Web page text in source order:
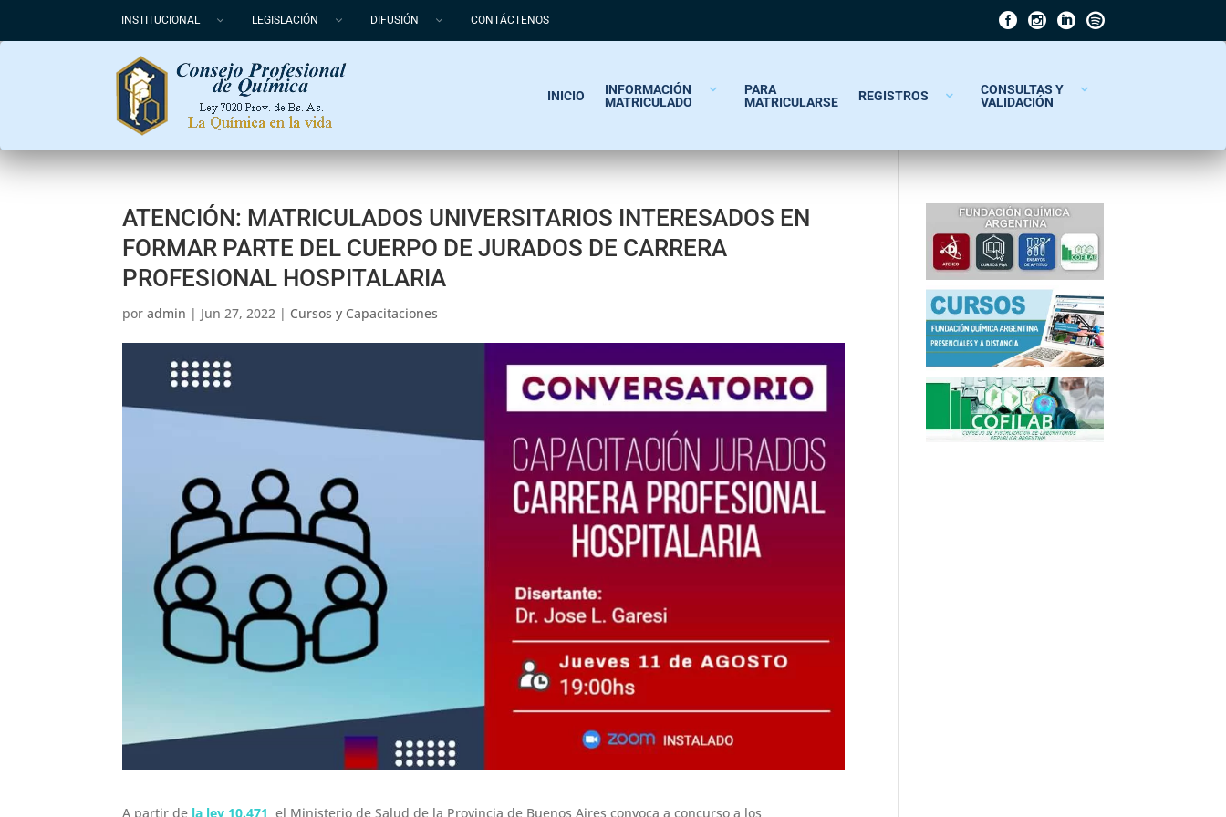
INSTITUCIONAL LEGISLACIÓN DIFUSIÓN CONTÁCTENOS
INICIO
INFORMACIÓN
MATRICULADO
PARA
MATRICULARSE
REGISTROS
CONSULTAS Y
VALIDACIÓN
ATENCIÓN: MATRICULADOS UNIVERSITARIOS INTERESADOS EN
FORMAR PARTE DEL CUERPO DE JURADOS DE CARRERA
PROFESIONAL HOSPITALARIA
poradmin | Jun 27, 2022 | Cursos y Capacitaciones
A partir de la ley 10.471 el Ministerio de Salud de la Provincia de Buenos Aires convoca a concurso a los